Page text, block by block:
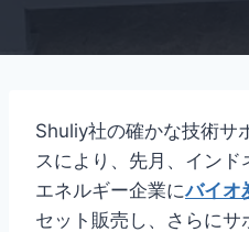
Shuliy社の確かな技術サ
スにより、先月、イン
エネルギー企業にバイオ
セット販売し、さらに